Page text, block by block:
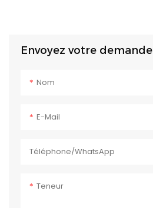
Envoyez votre demande
Nom
E-Mail
Téléphone/WhatsApp
Teneur